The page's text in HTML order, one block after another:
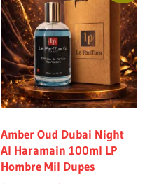
Amber Oud Dubai Night
Al Haramain 100ml LP
Hombre Mil Dupes